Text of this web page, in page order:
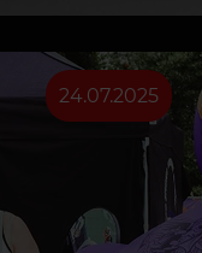
24.07.2025